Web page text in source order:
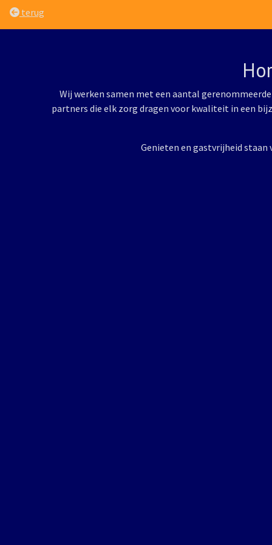
terug
Wij werken samen met een aantal
partners die elk zorg dragen voor kwaliteit in een
Genieten en gastvrijheid staan